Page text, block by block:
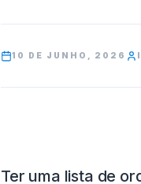
10 DE JUNHO, 2026
Ter uma lista de